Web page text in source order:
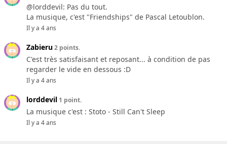
@lorddevil: Pas du tout.
La musique, c'est "Friendships" de Pascal Letoublon.
Il y a 4 ans
Zabieru2 points.
C'est très satisfaisant et reposant... à condition de pas
regarder le vide en dessous :D
Il y a 4 ans
lorddevil 1 point.
La musique c'est : Stoto - Still Can't Sleep
Il y a 4 ans